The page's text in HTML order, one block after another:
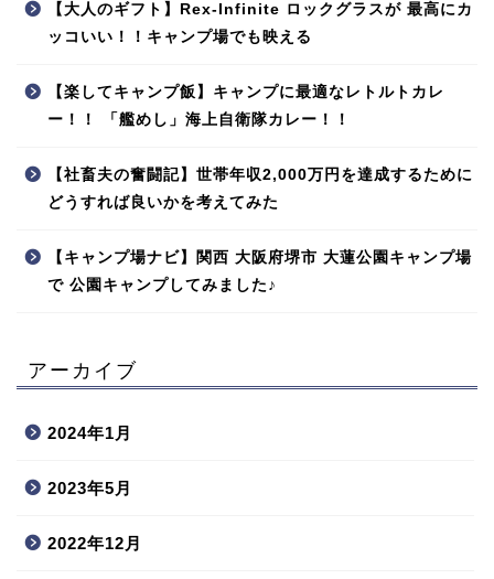
【大人のギフト】Rex-Infinite ロックグラスが 最高にカ
ッコいい！！キャンプ場でも映える
【楽してキャンプ飯】キャンプに最適なレトルトカレ
ー！！ 「艦めし」海上自衛隊カレー！！
【社畜夫の奮闘記】世帯年収2,000万円を達成するために
どうすれば良いかを考えてみた
【キャンプ場ナビ】関西 大阪府堺市 大蓮公園キャンプ場
で 公園キャンプしてみました♪
アーカイブ
2024年1月
2023年5月
2022年12月